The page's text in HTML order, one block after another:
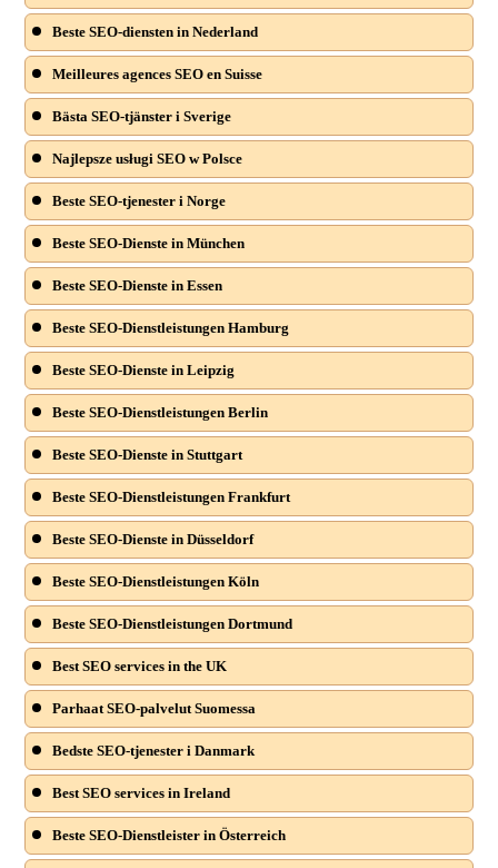
Beste SEO-diensten in Nederland
Meilleures agences SEO en Suisse
Bästa SEO-tjänster i Sverige
Najlepsze usługi SEO w Polsce
Beste SEO-tjenester i Norge
Beste SEO-Dienste in München
Beste SEO-Dienste in Essen
Beste SEO-Dienstleistungen Hamburg
Beste SEO-Dienste in Leipzig
Beste SEO-Dienstleistungen Berlin
Beste SEO-Dienste in Stuttgart
Beste SEO-Dienstleistungen Frankfurt
Beste SEO-Dienste in Düsseldorf
Beste SEO-Dienstleistungen Köln
Beste SEO-Dienstleistungen Dortmund
Best SEO services in the UK
Parhaat SEO-palvelut Suomessa
Bedste SEO-tjenester i Danmark
Best SEO services in Ireland
Beste SEO-Dienstleister in Österreich